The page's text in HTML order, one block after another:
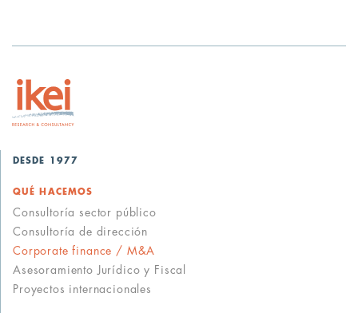
DESDE 1977
QUÉ HACEMOS
Consultoría sector público
Consultoría de dirección
Corporate finance / M&A
Asesoramiento Jurídico y Fiscal
Proyectos internacionales